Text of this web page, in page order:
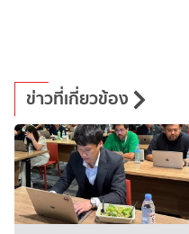
ข่าวที่เกี่ยวข้อง